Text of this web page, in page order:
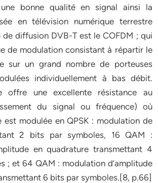
une bonne qualité en signal ainsi la
en télévision numérique terrestre
diffusion DVB-T est le COFDM ; qui
de modulation consistant à répartir le
sur un grand nombre de porteuses
individuellement à bas débit.
offre une excellente résistance au
du signal ou fréquence) où
est modulée en QPSK : modulation de
2 bits par symboles, 16 QAM :
en quadrature transmettant 4
; et 64 QAM : modulation d’amplitude
6 bits par symboles.[8, p.66]